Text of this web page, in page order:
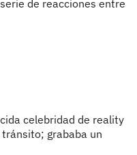
de reacciones entre
celebridad de reality
grababa un